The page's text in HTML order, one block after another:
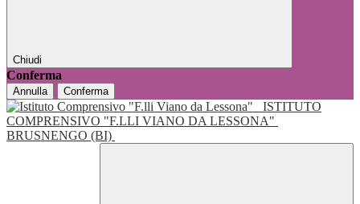
Chiudi
Conferma
Annulla Conferma
ISTITUTO
COMPRENSIVO "F.LLI VIANO DA LESSONA"
BRUSNENGO (BI)